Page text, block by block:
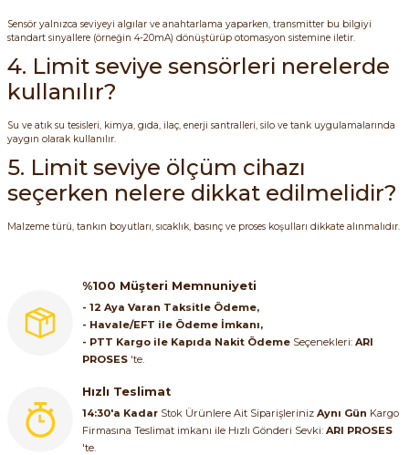
Sensör yalnızca seviyeyi algılar ve anahtarlama yaparken, transmitter bu bilgiyi
standart sinyallere (örneğin 4-20mA) dönüştürüp otomasyon sistemine iletir.
4. Limit seviye sensörleri nerelerde
kullanılır?
Su ve atık su tesisleri, kimya, gıda, ilaç, enerji santralleri, silo ve tank uygulamalarında
yaygın olarak kullanılır.
5. Limit seviye ölçüm cihazı
seçerken nelere dikkat edilmelidir?
Malzeme türü, tankın boyutları, sıcaklık, basınç ve proses koşulları dikkate alınmalıdır.
%100 Müşteri Memnuniyeti
- 12 Aya Varan Taksitle Ödeme,
- Havale/EFT ile Ödeme İmkanı,
- PTT Kargo ile Kapıda Nakit Ödeme Seçenekleri: ARI
PROSES 'te.
Hızlı Teslimat
14:30'a Kadar Stok Ürünlere Ait Siparişleriniz Aynı Gün Kargo
Firmasına Teslimat imkanı ile Hızlı Gönderi Sevki: ARI PROSES
'te.